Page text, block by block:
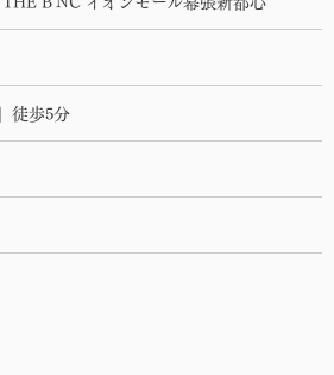
徒歩5分